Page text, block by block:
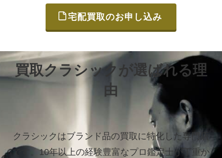
宅配買取のお申し込み
買取クラシックが選ばれる理
由
クラシックはブランド品の買取に特化した専門店
です。10年以上の経験豊富なプロ鑑定士が丁重か